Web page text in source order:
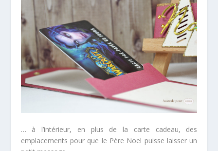
… à l’intérieur, en plus de la carte cadeau, des
emplacements pour que le Père Noel puisse laisser un